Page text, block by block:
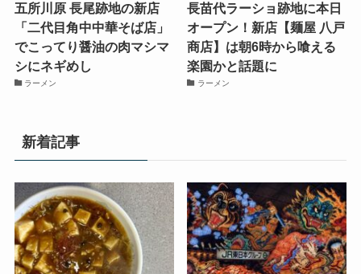
五所川原 長尾跡地の新店
「二代目角中中華そば店」
でこってり醤油の肉マシマ
シにネギめし
ラーメン
長苗代ラーショ跡地に本日
オープン！新店【麺屋 八戸
商店】は朝6時から喰える
楽園かと話題に
ラーメン
新着記事